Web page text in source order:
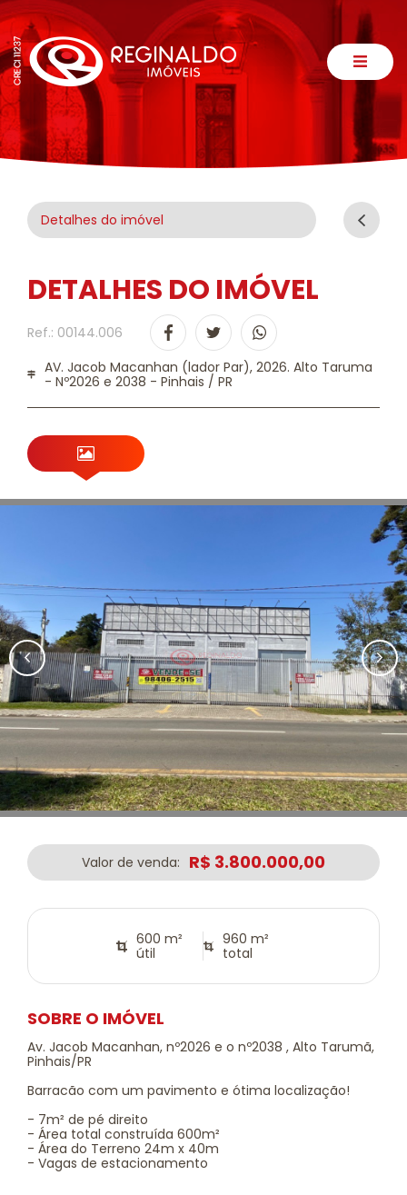
Detalhes do imóvel
DETALHES DO IMÓVEL
Ref.: 00144.006
AV. Jacob Macanhan (lador Par), 2026. Alto Taruma
- Nº2026 e 2038 - Pinhais / PR
Valor de venda: R$ 3.800.000,00
600 m²
útil
960 m²
total
SOBRE O IMÓVEL
Av. Jacob Macanhan, nº2026 e o nº2038 , Alto Tarumã,
Pinhais/PR
Barracão com um pavimento e ótima localização!
- 7m² de pé direito
- Área total construída 600m²
- Área do Terreno 24m x 40m
- Vagas de estacionamento